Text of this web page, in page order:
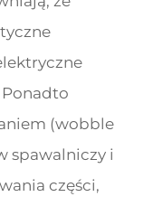
(wobble
spawalniczy i
części,